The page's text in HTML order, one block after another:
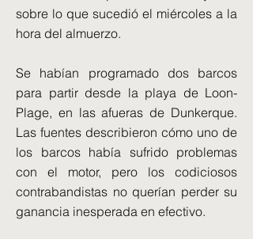
sobre lo que sucedió el miércoles a la
hora del almuerzo.
Se habían programado dos barcos
para partir desde la playa de Loon-
Plage, en las afueras de Dunkerque.
Las fuentes describieron cómo uno de
los barcos había sufrido problemas
con el motor, pero los codiciosos
contrabandistas no querían perder su
ganancia inesperada en efectivo.